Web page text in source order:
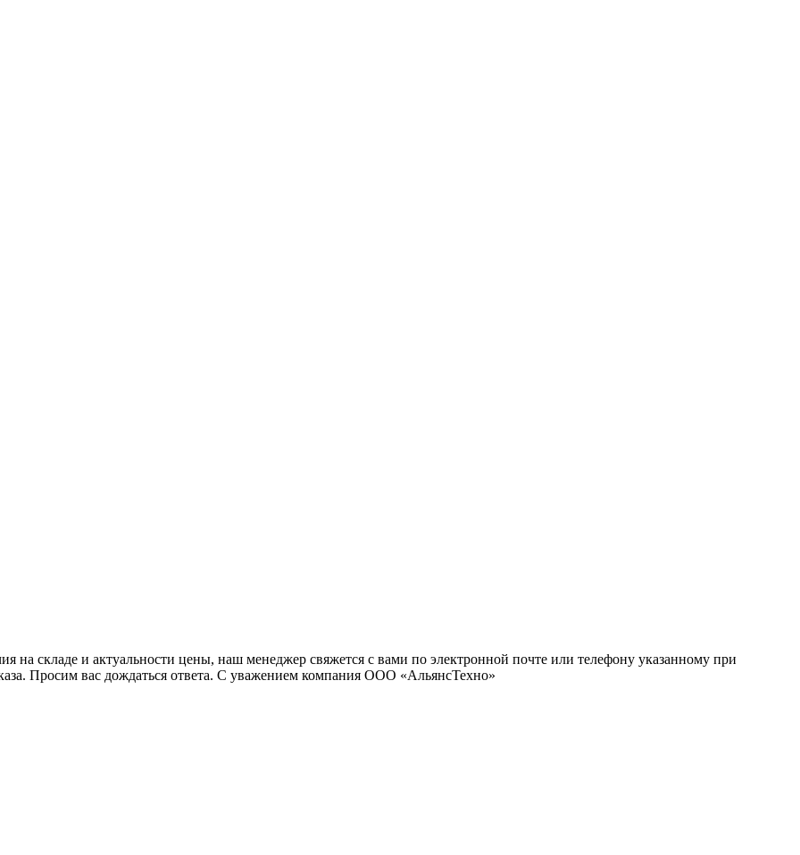
на складе и актуальности цены, наш менеджер свяжется с вами по электронной почте или телефону указанному при
Просим вас дождаться ответа. С уважением компания ООО «АльянсТехно»